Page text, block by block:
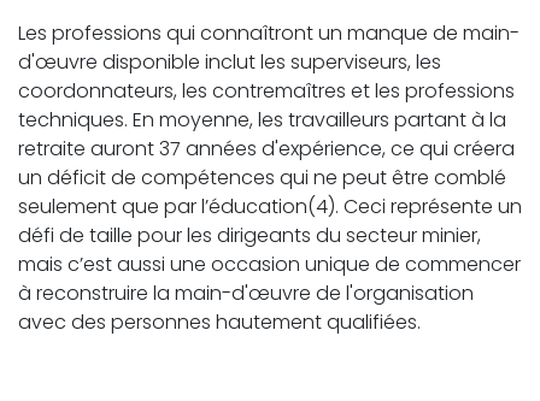
Les professions qui connaîtront un manque de main-
d'œuvre disponible inclut les superviseurs, les
coordonnateurs, les contremaîtres et les professions
techniques. En moyenne, les travailleurs partant à la
retraite auront 37 années d'expérience, ce qui créera
un déficit de compétences qui ne peut être comblé
seulement que par l’éducation(4). Ceci représente un
défi de taille pour les dirigeants du secteur minier,
mais c’est aussi une occasion unique de commencer
à reconstruire la main-d'œuvre de l'organisation
avec des personnes hautement qualifiées.